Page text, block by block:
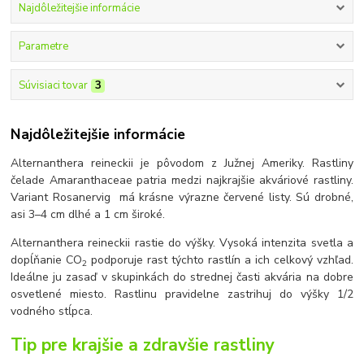
Najdôležitejšie informácie
Parametre
Súvisiaci tovar 3
Najdôležitejšie informácie
Alternanthera reineckii je pôvodom z Južnej Ameriky. Rastliny
čelade Amaranthaceae patria medzi najkrajšie akváriové rastliny.
Variant Rosanervig má krásne výrazne červené listy. Sú drobné,
asi 3–4 cm dlhé a 1 cm široké.
Alternanthera reineckii rastie do výšky. Vysoká intenzita svetla a
dopĺňanie CO2 podporuje rast týchto rastlín a ich celkový vzhľad.
Ideálne ju zasaď v skupinkách do strednej časti akvária na dobre
osvetlené miesto. Rastlinu pravidelne zastrihuj do výšky 1/2
vodného stĺpca.
Tip pre krajšie a zdravšie rastliny